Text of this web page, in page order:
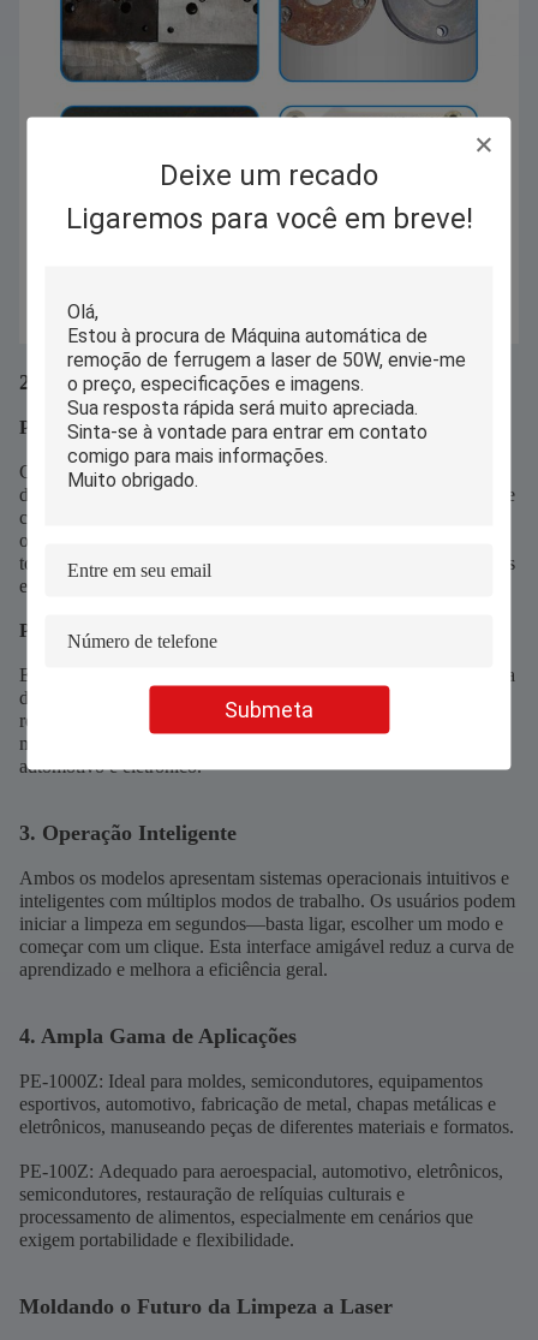
Deixe um recado
Ligaremos para você em breve!
Submeta
2. Eficiência de Limpeza
PE-1000Z | Eficiência de Cabeça Dupla
Com duas cabeças de limpeza a laser, o PE-1000Z oferece o
dobro da potência de limpeza em comparação com os modelos de
cabeça única. As cabeças podem operar de forma independente
ou juntas, aumentando significativamente a produtividade. Isso o
torna a melhor escolha para indústrias como fabricação de moldes
e automotiva, onde velocidade e precisão são mais importantes.
PE-100Z | Limpeza Inteligente e de Alto Desempenho
Equipado com uma única cabeça, o PE-100Z combina tecnologia
de limpeza precisa com um sistema operacional inteligente para
remoção rápida de manchas. É altamente eficaz em diversos
materiais e formatos, atendendo a setores como aeroespacial,
automotivo e eletrônico.
3. Operação Inteligente
Ambos os modelos apresentam sistemas operacionais intuitivos e
inteligentes com múltiplos modos de trabalho. Os usuários podem
iniciar a limpeza em segundos—basta ligar, escolher um modo e
começar com um clique. Esta interface amigável reduz a curva de
aprendizado e melhora a eficiência geral.
4. Ampla Gama de Aplicações
PE-1000Z: Ideal para moldes, semicondutores, equipamentos
esportivos, automotivo, fabricação de metal, chapas metálicas e
eletrônicos, manuseando peças de diferentes materiais e formatos.
PE-100Z: Adequado para aeroespacial, automotivo, eletrônicos,
semicondutores, restauração de relíquias culturais e
processamento de alimentos, especialmente em cenários que
exigem portabilidade e flexibilidade.
Moldando o Futuro da Limpeza a Laser